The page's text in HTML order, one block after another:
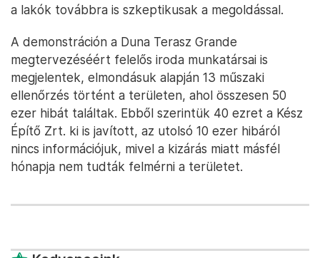
a lakók továbbra is szkeptikusak a megoldással.
A demonstráción a Duna Terasz Grande
megtervezéséért felelős iroda munkatársai is
megjelentek, elmondásuk alapján 13 műszaki
ellenőrzés történt a területen, ahol összesen 50
ezer hibát találtak. Ebből szerintük 40 ezret a Kész
Építő Zrt. ki is javított, az utolsó 10 ezer hibáról
nincs információjuk, mivel a kizárás miatt másfél
hónapja nem tudták felmérni a területet.